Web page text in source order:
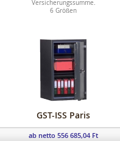
Versicherungssumme.
6 Größen
GST-ISS Paris
ab netto 556 685,04 Ft